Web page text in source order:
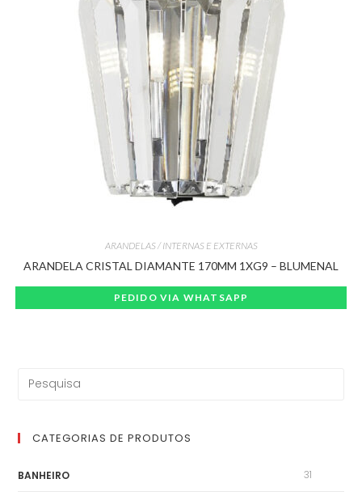
ARANDELAS / INTERNAS E EXTERNAS
ARANDELA CRISTAL DIAMANTE 170MM 1XG9 – BLUMENAL
PEDIDO VIA WHATSAPP
CATEGORIAS DE PRODUTOS
BANHEIRO 31